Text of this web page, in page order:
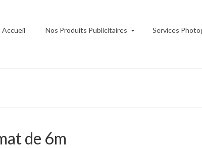
Accueil Nos Produits Publicitaires Services
de 6m